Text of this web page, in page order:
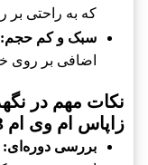
که به راحتی
سبک و کم حجم:
اضافی بر روی
نکات مهم در
زاپاس ام وی ام x33 و تیگو
بررسی دوره‌ای: